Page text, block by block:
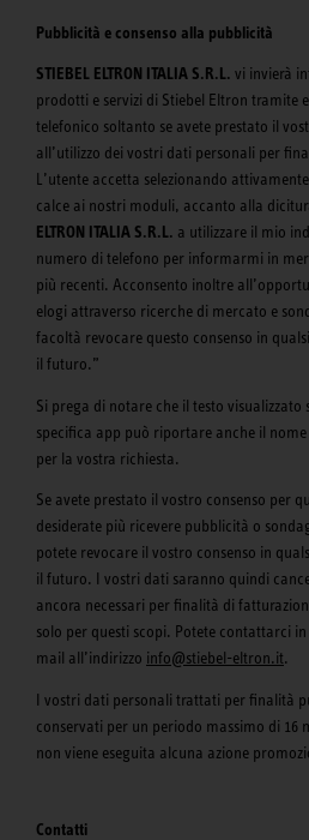
Pubblicità e consenso alla pubblicità
STIEBEL ELTRON ITALIA S.R.L. vi invierà
prodotti e servizi di Stiebel Eltron tramite
telefonico soltanto se avete prestato il
all’utilizzo dei vostri dati personali per
L’utente accetta selezionando
calce ai nostri moduli, accanto alla
ELTRON ITALIA S.R.L. a utilizzare il mio
numero di telefono per informarmi in
più recenti. Acconsento inoltre
elogi attraverso ricerche di mercato e
facoltà revocare questo consenso in
il futuro.”
Si prega di notare che il testo visualizzato
specifica app può riportare anche il
per la vostra richiesta.
Se avete prestato il vostro consenso per
desiderate più ricevere pubblicità o
potete revocare il vostro consenso in
il futuro. I vostri dati saranno quindi
ancora necessari per finalità di
solo per questi scopi. Potete contattarci
mail all’indirizzo info@stiebel-eltron.it.
I vostri dati personali trattati per finalità
conservati per un periodo massimo di 16
non viene eseguita alcuna azione
Contatti